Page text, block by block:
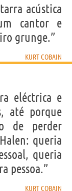
acústica
cantor e
grunge.”
KURT COBAIN
eléctrica e
até porque
de perder
queria
queria
pessoa.”
KURT COBAIN